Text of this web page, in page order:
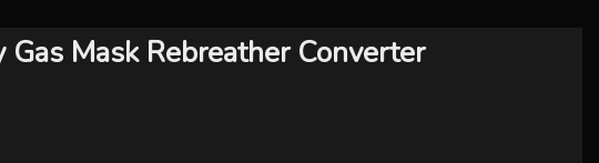
Gas Mask Rebreather Converter